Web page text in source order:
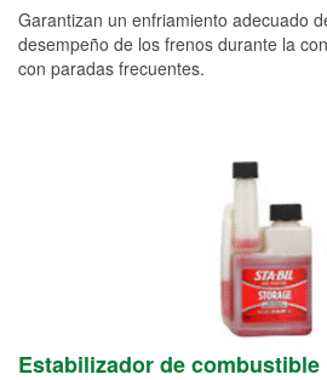
Garantizan un enfriamiento adecuado
desempeño de los frenos durante la
con paradas frecuentes.
Estabilizador de combustible